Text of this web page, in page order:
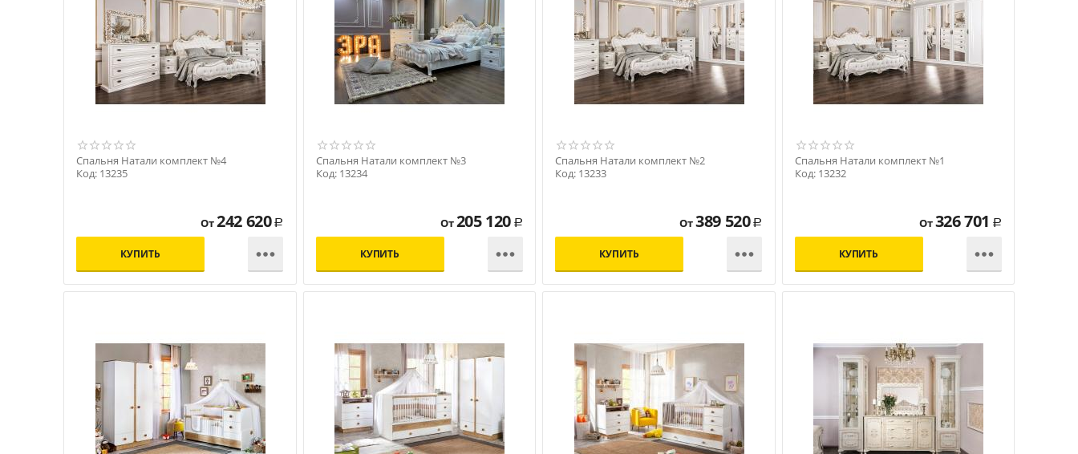
Спальня Натали комплект №4
Код: 13235
От242 620 Р
КУПИТЬ 
Спальня Натали комплект №3
Код: 13234
От205 120 Р
КУПИТЬ 
Спальня Натали комплект №2
Код: 13233
От389 520 Р
КУПИТЬ 
Спальня Натали комплект №1
Код: 13232
От326 701 Р
КУПИТЬ 